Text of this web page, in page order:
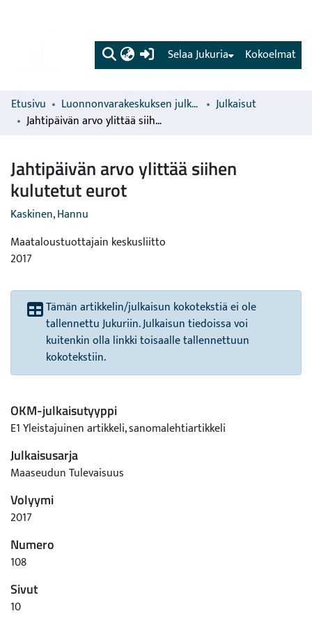
(current) Kokoelmat
Selaa Jukuria
Etusivu Luonnonvarakeskuksen julkaisut
Julkaisut
Jahtipäivän arvo ylittää siihen kulutetut eurot
Jahtipäivän arvo ylittää siihen
kulutetut eurot
Kaskinen, Hannu
Maataloustuottajain keskusliitto
2017
Tämän artikkelin/julkaisun kokotekstiä ei ole
tallennettu Jukuriin. Julkaisun tiedoissa voi
kuitenkin olla linkki toisaalle tallennettuun
kokotekstiin.
OKM-julkaisutyyppi
E1 Yleistajuinen artikkeli, sanomalehtiartikkeli
Julkaisusarja
Maaseudun Tulevaisuus
Volyymi
2017
Numero
108
Sivut
10